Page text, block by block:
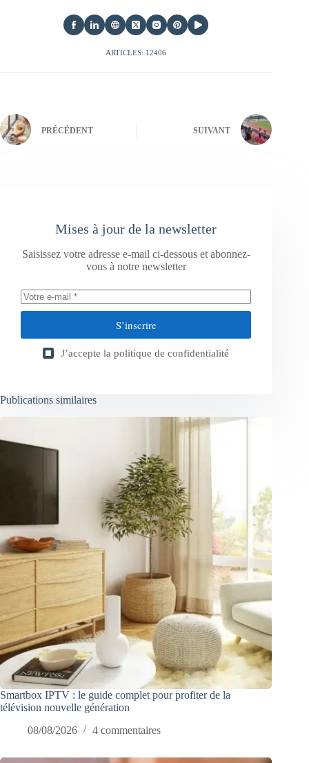
ARTICLES: 12406
PRÉCÉDENT SUIVANT
Mises à jour de la newsletter
Saisissez votre adresse e-mail ci-dessous et abonnez-
vous à notre newsletter
S’inscrire
J’accepte la politique de confidentialité
Publications similaires
Smartbox IPTV : le guide complet pour profiter de la
télévision nouvelle génération
08/08/2026
4 commentaires